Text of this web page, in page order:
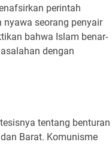
perintah
seorang penyair
bahwa Islam benar-
dengan
tentang benturan
Barat. Komunisme